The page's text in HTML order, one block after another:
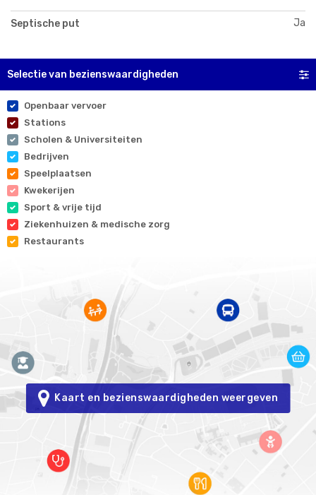
Septische put Ja
Selectie van bezienswaardigheden
Openbaar vervoer
Stations
Scholen & Universiteiten
Bedrijven
Speelplaatsen
Kwekerijen
Sport & vrije tijd
Ziekenhuizen & medische zorg
Restaurants
Kaart en bezienswaardigheden weergeven